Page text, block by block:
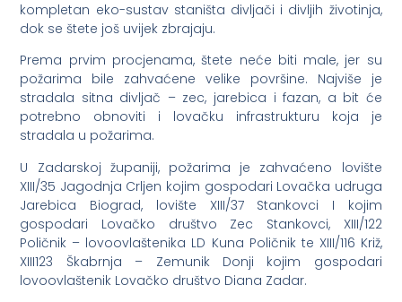
kompletan eko-sustav staništa divljači i divljih životinja,
dok se štete još uvijek zbrajaju.
Prema prvim procjenama, štete neće biti male, jer su
požarima bile zahvaćene velike površine. Najviše je
stradala sitna divljač – zec, jarebica i fazan, a bit će
potrebno obnoviti i lovačku infrastrukturu koja je
stradala u požarima.
U Zadarskoj županiji, požarima je zahvaćeno lovište
XIII/35 Jagodnja Crljen kojim gospodari Lovačka udruga
Jarebica Biograd, lovište XIII/37 Stankovci I kojim
gospodari Lovačko društvo Zec Stankovci, XIII/122
Poličnik – lovoovlaštenika LD Kuna Poličnik te XIII/116 Križ,
XIII123 Škabrnja – Zemunik Donji kojim gospodari
lovoovlaštenik Lovačko društvo Diana Zadar.